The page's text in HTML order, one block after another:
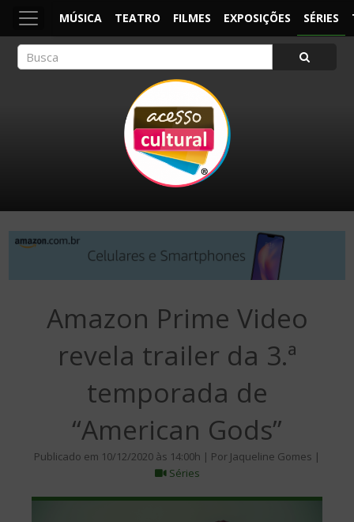
MÚSICA TEATRO FILMES EXPOSIÇÕES SÉRIES
Amazon Prime Video
revela trailer da 3.ª
temporada de
“American Gods”
Publicado em 10/12/2020 às 14:00h | Por Jaqueline Gomes |
Séries